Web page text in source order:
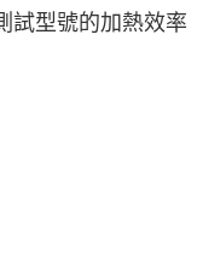
試型號的加熱效率